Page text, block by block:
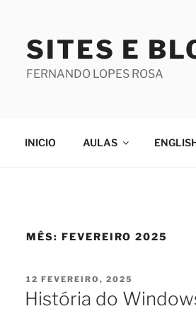
SITES E
FERNANDO LOPES ROSA
INICIO AULAS
MÊS: FEVEREIRO 2025
PUBLICADO
EM
12 FEVEREIRO, 2025
História do